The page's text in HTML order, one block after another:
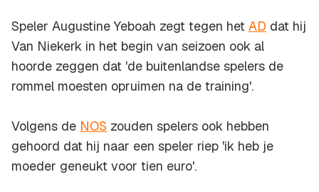
Speler Augustine Yeboah zegt tegen het AD dat hij
Van Niekerk in het begin van seizoen ook al
hoorde zeggen dat 'de buitenlandse spelers de
rommel moesten opruimen na de training'.
Volgens de NOS zouden spelers ook hebben
gehoord dat hij naar een speler riep 'ik heb je
moeder geneukt voor tien euro'.